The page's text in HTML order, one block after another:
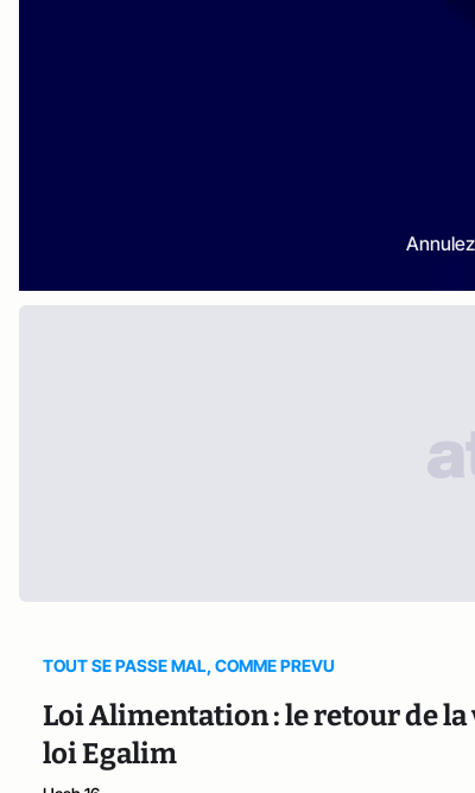
TOUT SE PASSE MAL, COMME PREVU
Loi Alimentation : le retour de
loi Egalim